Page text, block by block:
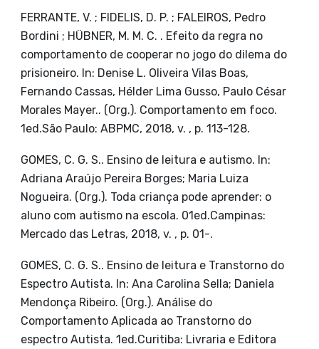
FERRANTE, V. ; FIDELIS, D. P. ; FALEIROS, Pedro
Bordini ; HÜBNER, M. M. C. . Efeito da regra no
comportamento de cooperar no jogo do dilema do
prisioneiro. In: Denise L. Oliveira Vilas Boas,
Fernando Cassas, Hélder Lima Gusso, Paulo César
Morales Mayer.. (Org.). Comportamento em foco.
1ed.São Paulo: ABPMC, 2018, v. , p. 113-128.
GOMES, C. G. S.. Ensino de leitura e autismo. In:
Adriana Araújo Pereira Borges; Maria Luiza
Nogueira. (Org.). Toda criança pode aprender: o
aluno com autismo na escola. 01ed.Campinas:
Mercado das Letras, 2018, v. , p. 01-.
GOMES, C. G. S.. Ensino de leitura e Transtorno do
Espectro Autista. In: Ana Carolina Sella; Daniela
Mendonça Ribeiro. (Org.). Análise do
Comportamento Aplicada ao Transtorno do
espectro Autista. 1ed.Curitiba: Livraria e Editora